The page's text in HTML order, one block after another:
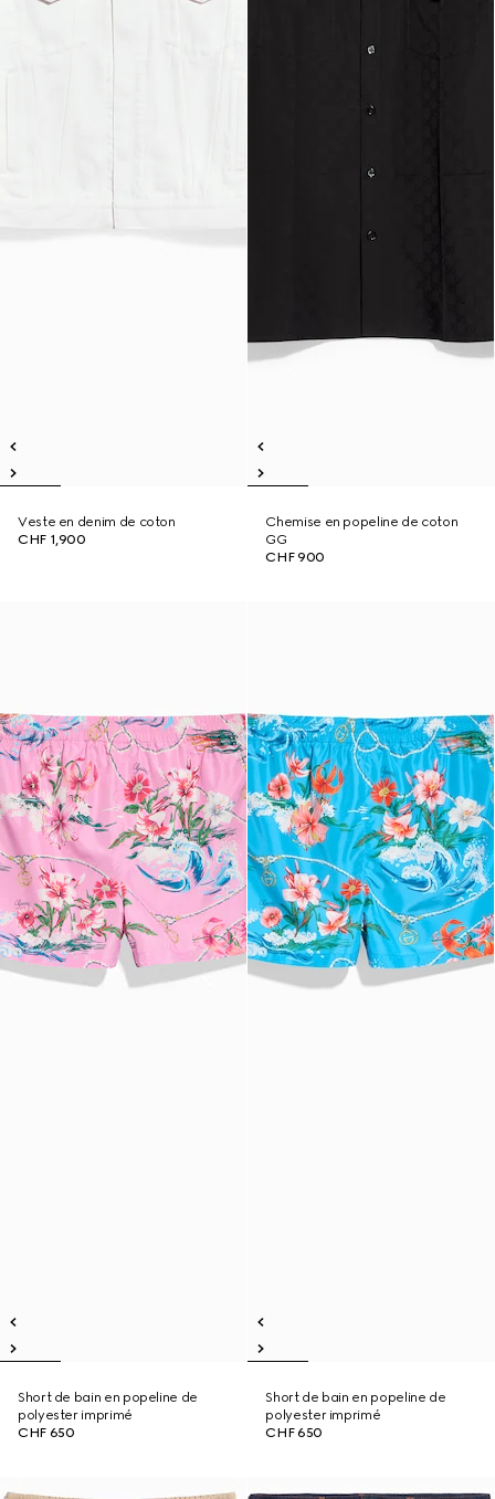
Veste en denim de coton
CHF 1,900
Chemise en popeline de coton
GG
CHF 900
Short de bain en popeline de
polyester imprimé
CHF 650
Short de bain en popeline de
polyester imprimé
CHF 650